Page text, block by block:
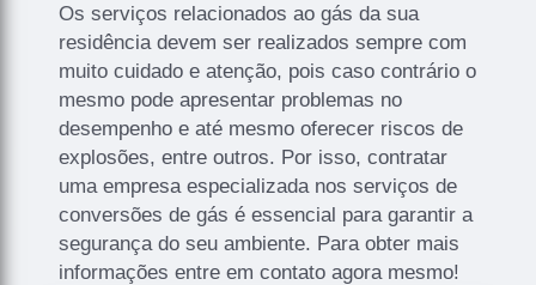
Os serviços relacionados ao gás da sua
residência devem ser realizados sempre com
muito cuidado e atenção, pois caso contrário o
mesmo pode apresentar problemas no
desempenho e até mesmo oferecer riscos de
explosões, entre outros. Por isso, contratar
uma empresa especializada nos serviços de
conversões de gás é essencial para garantir a
segurança do seu ambiente. Para obter mais
informações entre em contato agora mesmo!